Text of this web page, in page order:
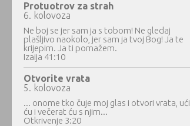
Protuotrov za strah
6. kolovoza
Ne boj se jer sam ja s tobom! Ne gledaj
plašljivo naokolo, jer sam ja tvoj Bog! Ja te
krijepim. Ja ti pomažem.
Izaija 41:10
Otvorite vrata
5. kolovoza
... onome tko čuje moj glas i otvori vrata, ući
ću i večerat ću s njim...
Otkrivenje 3:20